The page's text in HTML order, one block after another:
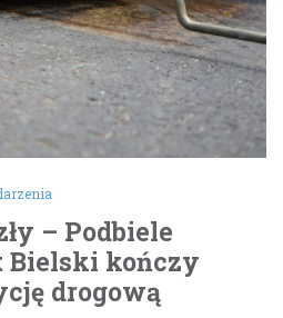
– Podbiele
Bielski kończy
drogową